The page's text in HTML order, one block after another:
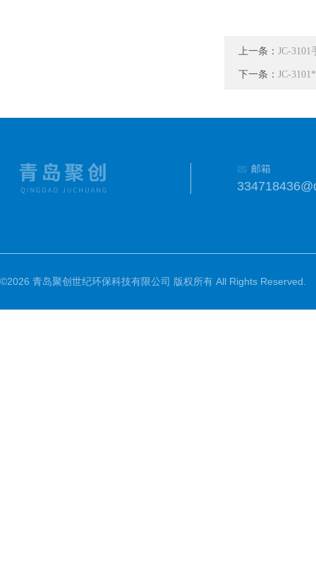
上一条： JC-
下一条： JC-
邮箱
©2026 青岛聚创世纪环保科技有限公司 版权所有 All Rights Reserved.